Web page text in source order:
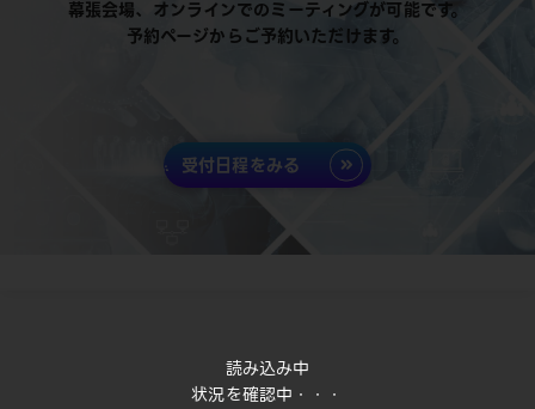
読み込み中
状況を確認中・・・
幕張会場、オンラインでのミーティングが可能です。
予約ページからご予約いただけます。
受付日程をみる